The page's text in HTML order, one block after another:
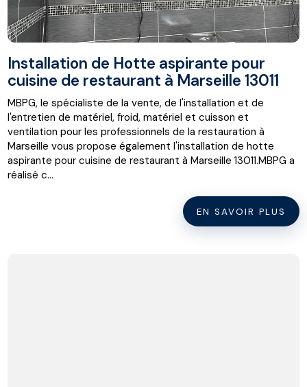
Installation de Hotte aspirante pour
cuisine de restaurant à Marseille 13011
MBPG, le spécialiste de la vente, de l'installation et de
l'entretien de matériel, froid, matériel et cuisson et
ventilation pour les professionnels de la restauration à
Marseille vous propose également l'installation de hotte
aspirante pour cuisine de restaurant à Marseille 13011.MBPG a
réalisé c...
EN SAVOIR PLUS